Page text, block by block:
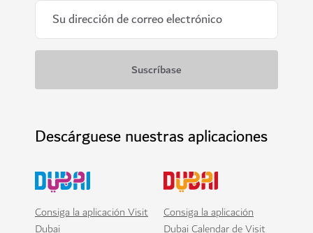
Descárguese nuestras aplicaciones
Consiga la aplicación Visit
Dubai
Consiga la aplicación
Dubai Calendar de Visit